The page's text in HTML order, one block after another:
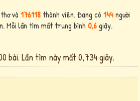
và 176118 thành viên. Đang có 144người
Mỗi lần tìm mất trung bình 0,6giây.
bài. Lần tìm này mất 0,734 giây.